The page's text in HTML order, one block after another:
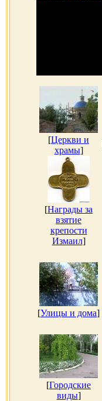
[Церкви и
храмы]
[Награды за
взятие
крепости
Измаил]
[Улицы и дома]
[Городские
виды]